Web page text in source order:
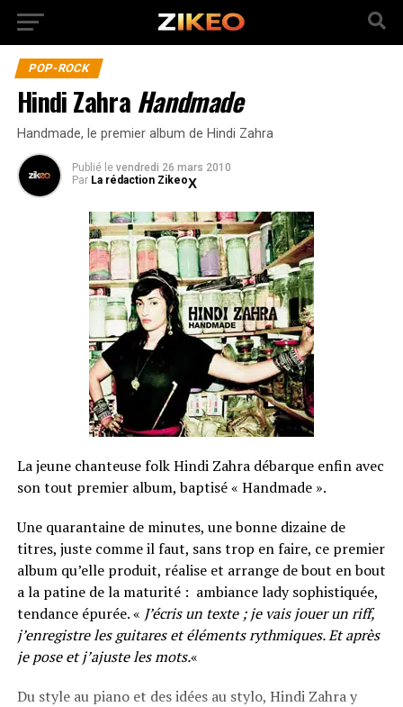
POP-ROCK
Hindi Zahra Handmade
Handmade, le premier album de Hindi Zahra
Publié le vendredi 26 mars 2010
Par La rédaction Zikeo
La jeune chanteuse folk Hindi Zahra débarque enfin avec
son tout premier album, baptisé « Handmade ».
Une quarantaine de minutes, une bonne dizaine de
titres, juste comme il faut, sans trop en faire, ce premier
album qu’elle produit, réalise et arrange de bout en bout
a la patine de la maturité : ambiance lady sophistiquée,
tendance épurée. « J’écris un texte ; je vais jouer un riff,
j’enregistre les guitares et éléments rythmiques. Et après
je pose et j’ajuste les mots.«
Du style au piano et des idées au stylo, Hindi Zahra y